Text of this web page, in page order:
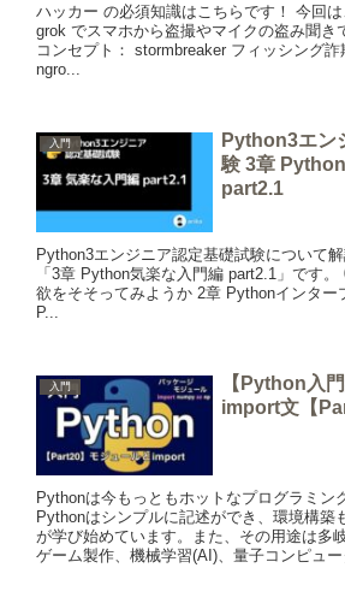
ハッカー の必須知識はこちらです！ 今回
grok でスマホから盗撮やマイクの盗み聞き
コンセプト： stormbreaker フィッシング
ngro...
入門
Python3エン
験 3章
part2.1
Python3エンジニア認定基礎試験について
「3章 Python気楽な入門編 part2.1」です
欲をそそってみようか 2章 Pythonインター
P...
入門
【Python入
import文【
Pythonは今もっともホットなプログラミン
Pythonはシンプルに記述ができ、環境構築
が学び始めています。また、その用途は多
ゲーム製作、機械学習(AI)、量子コンピュ